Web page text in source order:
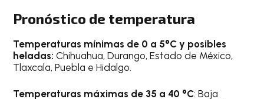
Pronóstico de temperatura
Temperaturas mínimas de 0 a 5°C y posibles
heladas: Chihuahua, Durango, Estado de México,
Tlaxcala, Puebla e Hidalgo.
Temperaturas máximas de 35 a 40 °C: Baja